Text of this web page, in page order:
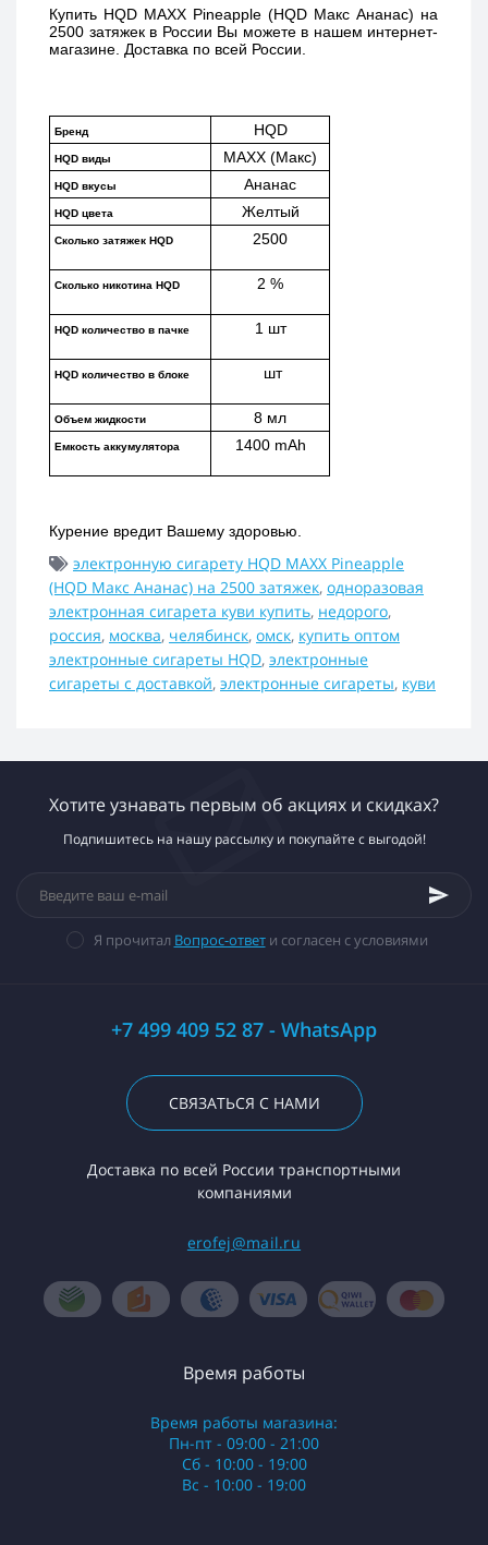
Купить HQD MAXX Pineapple (HQD Макс Ананас) на
2500 затяжек в России Вы можете в нашем интернет-
магазине. Доставка по всей России.
Бренд HQD
HQD виды MAXX (Макс)
HQD вкусы Ананас
HQD цвета Желтый
Сколько затяжек HQD 2500
Сколько никотина HQD 2 %
HQD количество в пачке 1 шт
HQD количество в блоке шт
Объем жидкости 8 мл
Емкость аккумулятора 1400 mAh
Курение вредит Вашему здоровью.
электронную сигарету HQD MAXX Pineapple
(HQD Макс Ананас) на 2500 затяжек, одноразовая
электронная сигарета куви купить, недорого,
россия, москва, челябинск, омск, купить оптом
электронные сигареты HQD, электронные
сигареты с доставкой, электронные сигареты, куви
Хотите узнавать первым об акциях и скидках?
Подпишитесь на нашу рассылку и покупайте с выгодой!
Я прочитал Вопрос-ответи согласен с условиями
+7 499 409 52 87 - WhatsApp
СВЯЗАТЬСЯ С НАМИ
Доставка по всей России транспортными
компаниями
erofej@mail.ru
Время работы
Время работы магазина:
Пн-пт - 09:00 - 21:00
Сб - 10:00 - 19:00
Вс - 10:00 - 19:00